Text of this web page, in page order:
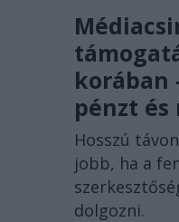
korában
pénzt és
Hosszú
jobb, ha a
dolgozni.